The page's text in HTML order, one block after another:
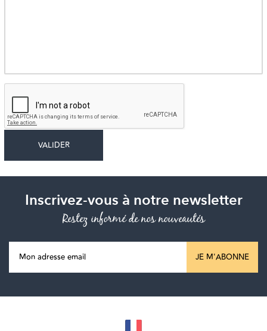
Inscrivez-vous à notre newsletter
Restez informé de nos nouveautés
JE M'ABONNE